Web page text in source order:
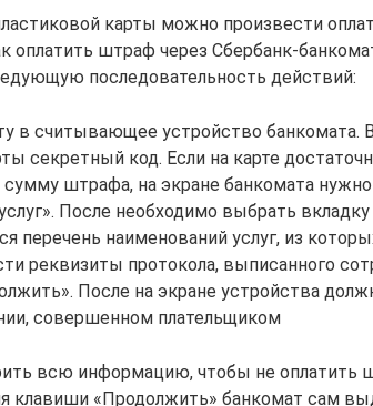
карты можно произвести
оплатить штраф через Сбербанк-
последовательность действий:
в считывающее устройство
секретный код. Если на карте
сумму штрафа, на экране банкомата
После необходимо выбрать
перечень наименований услуг, из
реквизиты протокола, выписанного
После на экране устройства
совершенном плательщиком
всю информацию, чтобы не оплатить
клавиши «Продолжить» банкомат сам